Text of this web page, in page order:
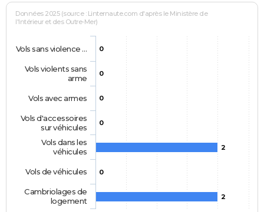
Données 2025 (source : Linternaute.com d'après le Ministère de
l'Intérieur et des Outre-Mer)
0
0
0
0
2
0
2
Vols sans violence …
Vols violents sans
arme
Vols avec armes
Vols d'accessoires
sur véhicules
Vols dans les
véhicules
Vols de véhicules
Cambriolages de
logement